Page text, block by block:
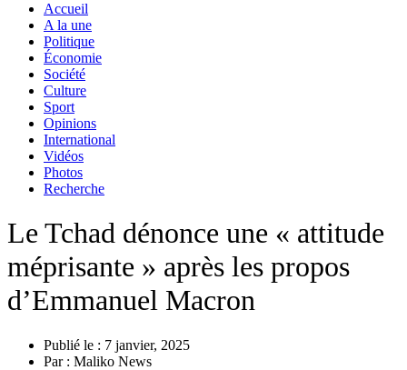
Accueil
A la une
Politique
Économie
Société
Culture
Sport
Opinions
International
Vidéos
Photos
Recherche
Le Tchad dénonce une « attitude
méprisante » après les propos
d’Emmanuel Macron
Publié le : 7 janvier, 2025
Par : Maliko News